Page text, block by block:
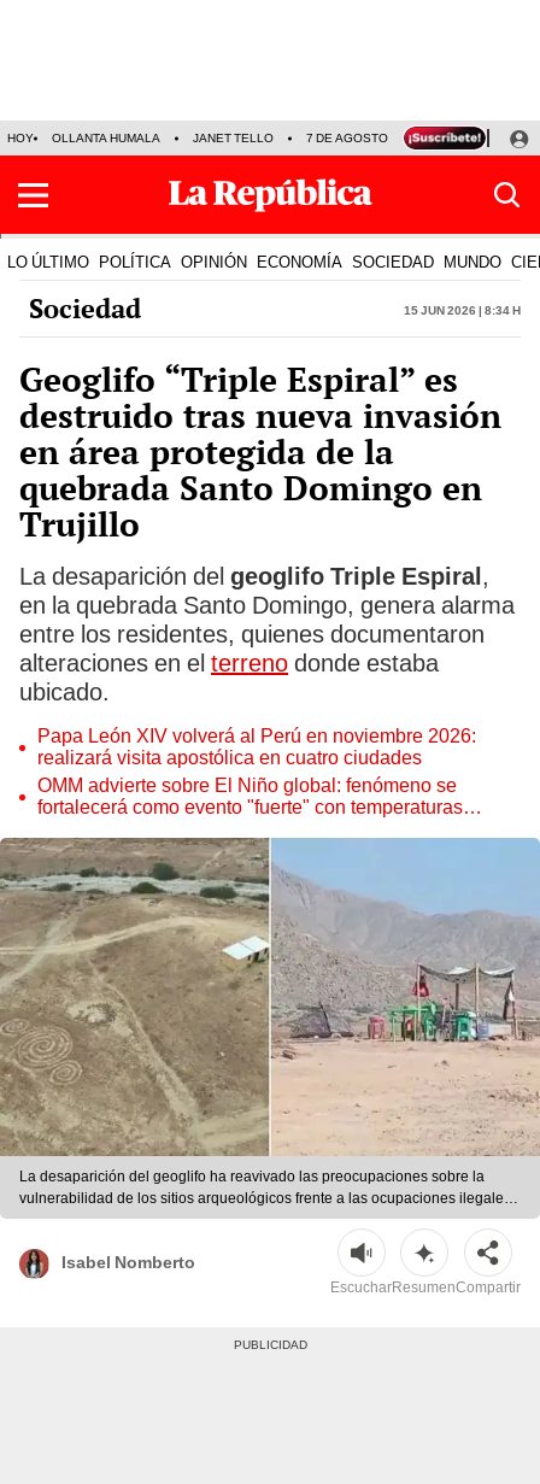
HOY OLLANTA HUMALA JANET TELLO 7 DE AGOSTO TINKA RESULTADOS
LO ÚLTIMO POLÍTICA OPINIÓN ECONOMÍA SOCIEDAD MUNDO
Sociedad 15 Jun 2026 | 8:34 h
Geoglifo “Triple Espiral” es
destruido tras nueva invasión
en área protegida de la
quebrada Santo Domingo en
Trujillo
La desaparición del geoglifo Triple Espiral,
en la quebrada Santo Domingo, genera alarma
entre los residentes, quienes documentaron
alteraciones en el terreno donde estaba
ubicado.
Papa León XIV volverá al Perú en noviembre 2026:
realizará visita apostólica en cuatro ciudades
OMM advierte sobre El Niño global: fenómeno se
fortalecerá como evento "fuerte" con temperaturas
La desaparición del geoglifo ha reavivado las preocupaciones sobre la
vulnerabilidad de los sitios arqueológicos frente a las ocupaciones ilegales
en la región La Libertad. | Foto: Agencia Andina
Isabel Nomberto
EscucharResumenCompartir